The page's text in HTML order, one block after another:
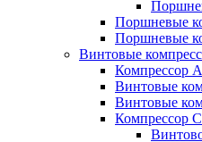
Поршневые
Поршневые
Винтовые
Компрессор
Винтовые
Винтовые
Компрессор